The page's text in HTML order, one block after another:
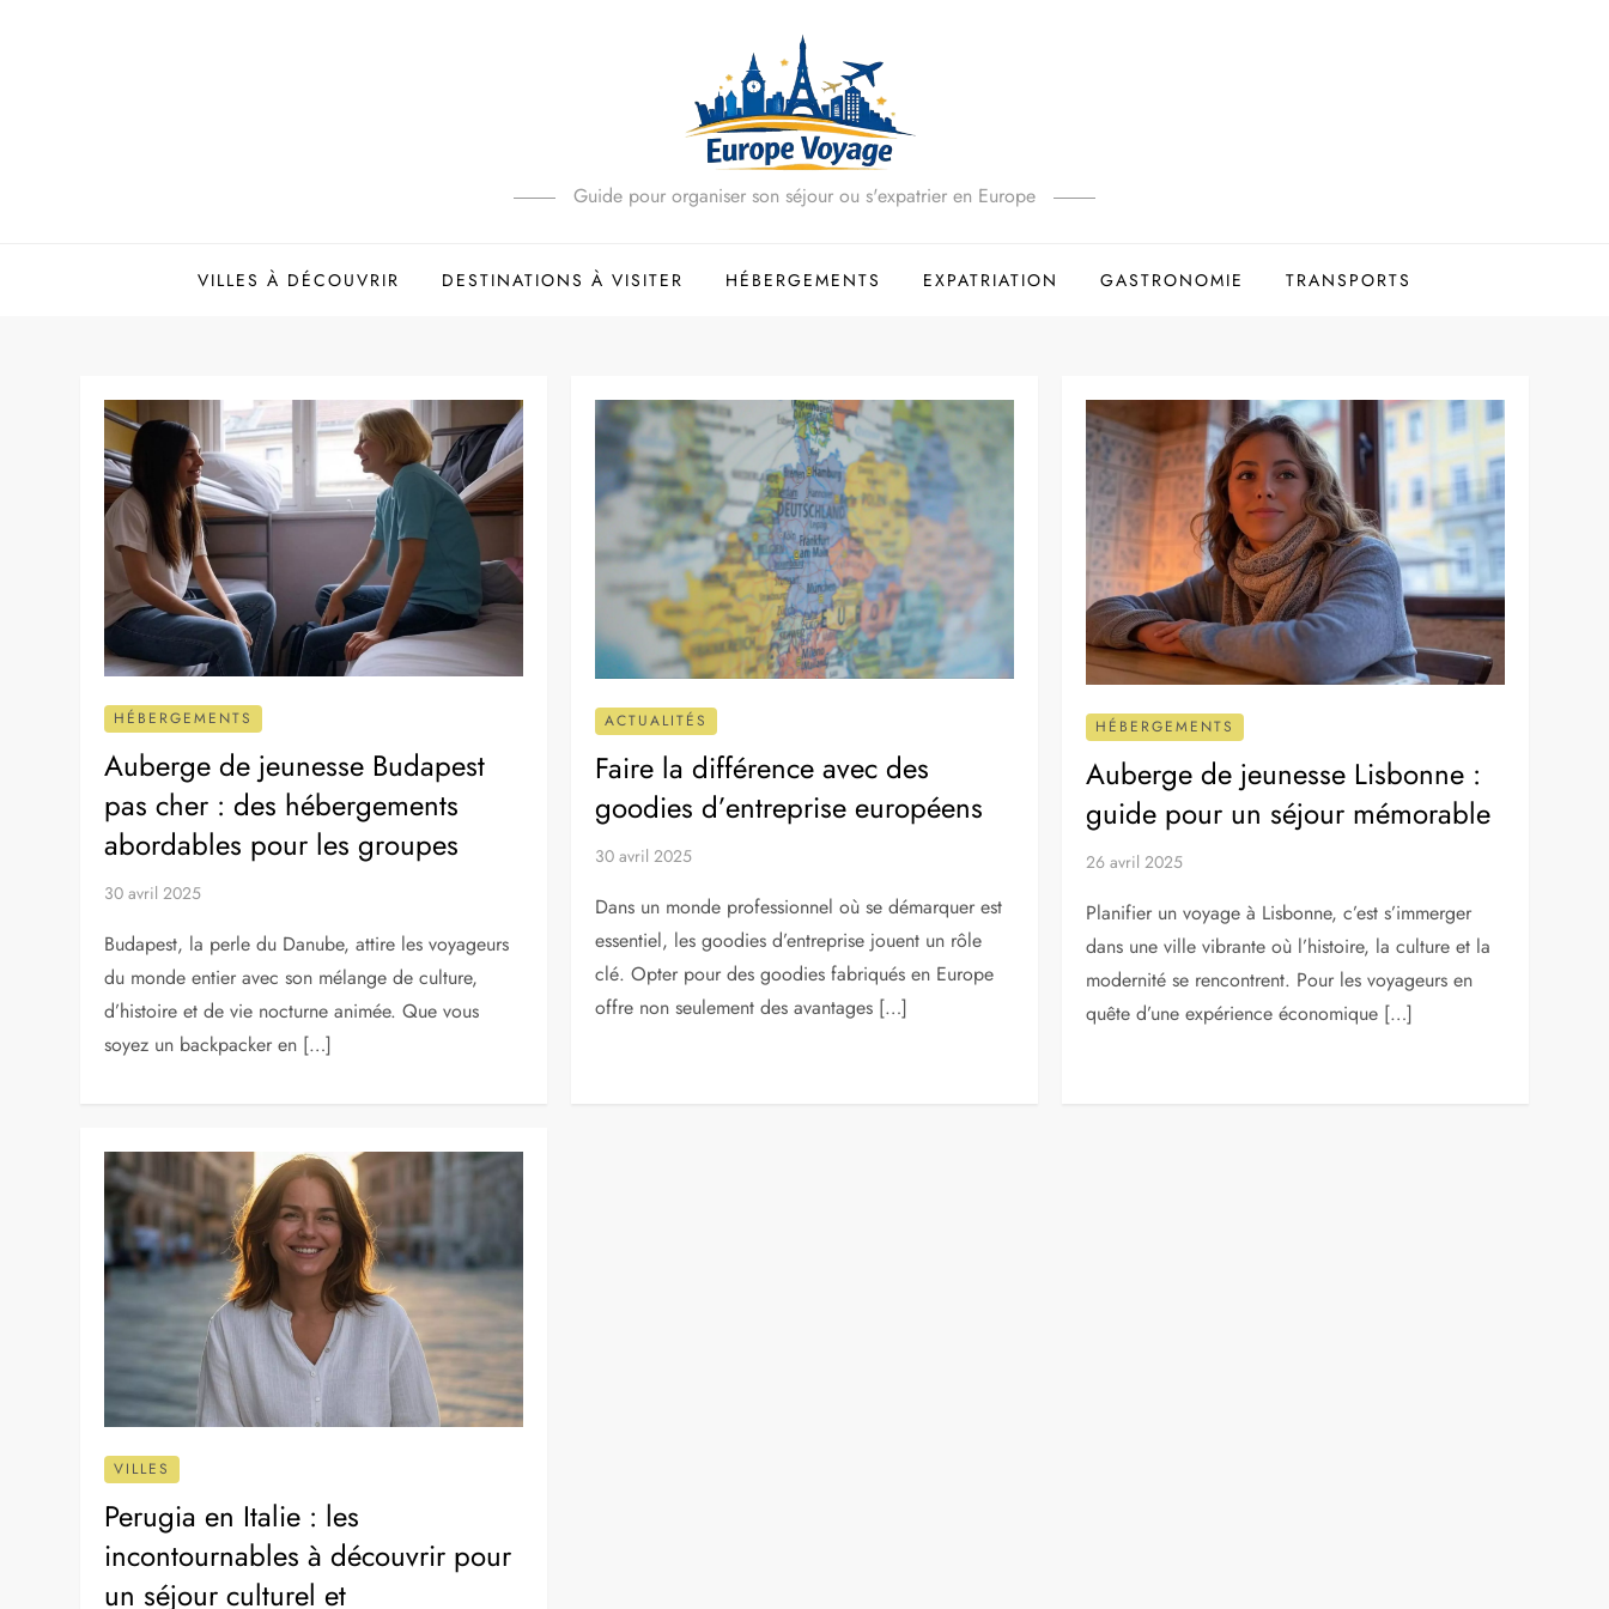
Guide pour organiser son séjour ou s'expatrier en Europe
VILLES À DÉCOUVRIR DESTINATIONS À VISITER HÉBERGEMENTS EXPATRIATION GASTRONOMIE TRANSPORTS
HÉBERGEMENTS
Auberge de jeunesse Budapest
pas cher : des hébergements
abordables pour les groupes
30 avril 2025
Budapest, la perle du Danube, attire les voyageurs
du monde entier avec son mélange de culture,
d’histoire et de vie nocturne animée. Que vous
soyez un backpacker en […]
ACTUALITÉS
Faire la différence avec des
goodies d’entreprise européens
30 avril 2025
Dans un monde professionnel où se démarquer est
essentiel, les goodies d’entreprise jouent un rôle
clé. Opter pour des goodies fabriqués en Europe
offre non seulement des avantages […]
HÉBERGEMENTS
Auberge de jeunesse Lisbonne :
guide pour un séjour mémorable
26 avril 2025
Planifier un voyage à Lisbonne, c’est s’immerger
dans une ville vibrante où l’histoire, la culture et la
modernité se rencontrent. Pour les voyageurs en
quête d’une expérience économique […]
VILLES
Perugia en Italie : les
incontournables à découvrir pour
un séjour culturel et